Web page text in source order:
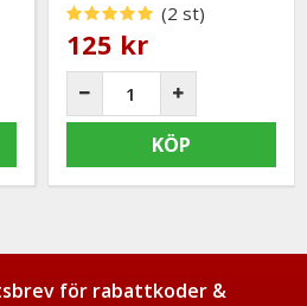
(2 st)
125 kr
KÖP
för rabattkoder &